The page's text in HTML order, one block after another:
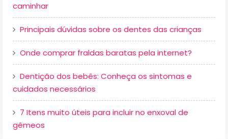
caminhar
Principais dúvidas sobre os dentes das crianças
Onde comprar fraldas baratas pela internet?
Dentição dos bebês: Conheça os sintomas e
cuidados necessários
7 Itens muito úteis para incluir no enxoval de
gêmeos